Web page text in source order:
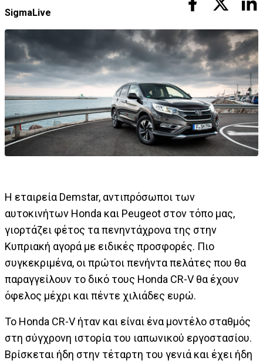
SigmaLive
Η εταιρεία Demstar, αντιπρόσωποι των
αυτοκινήτων Honda και Peugeot στον τόπο μας,
γιορτάζει φέτος τα πενηντάχρονα της στην
Κυπριακή αγορά με ειδικές προσφορές. Πιο
συγκεκριμένα, οι πρώτοι πενήντα πελάτες που θα
παραγγείλουν το δικό τους Honda CR-V θα έχουν
όφελος μέχρι και πέντε χιλιάδες ευρώ.
Το Honda CR-V ήταν και είναι ένα μοντέλο σταθμός
στη σύγχρονη ιστορία του ιαπωνικού εργοστασίου.
Βρίσκεται ήδη στην τέταρτη του γενιά και έχει ήδη